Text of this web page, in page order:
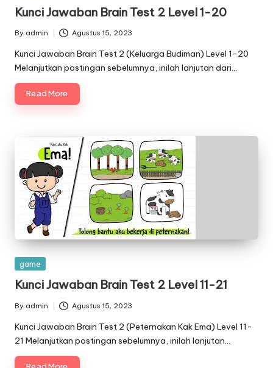
Kunci Jawaban Brain Test 2 Level 1-20
Posted
by
By admin Agustus 15, 2023
Kunci Jawaban Brain Test 2 (Keluarga Budiman) Level 1-20
Melanjutkan postingan sebelumnya, inilah lanjutan dari…
Read More
Posted
game
Kunci Jawaban Brain Test 2 Level 11-21
Posted
by
By admin Agustus 15, 2023
Kunci Jawaban Brain Test 2 (Peternakan Kak Ema) Level 11-
21 Melanjutkan postingan sebelumnya, inilah lanjutan…